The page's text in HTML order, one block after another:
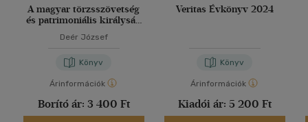
A magyar törzsszövetség
és patrimoniális királyság
Deér József
Könyv
Árinformációk
Borító ár: 3 400 Ft
Veritas Évkönyv 2024
Könyv
Árinformációk
Kiadói ár: 5 200 Ft